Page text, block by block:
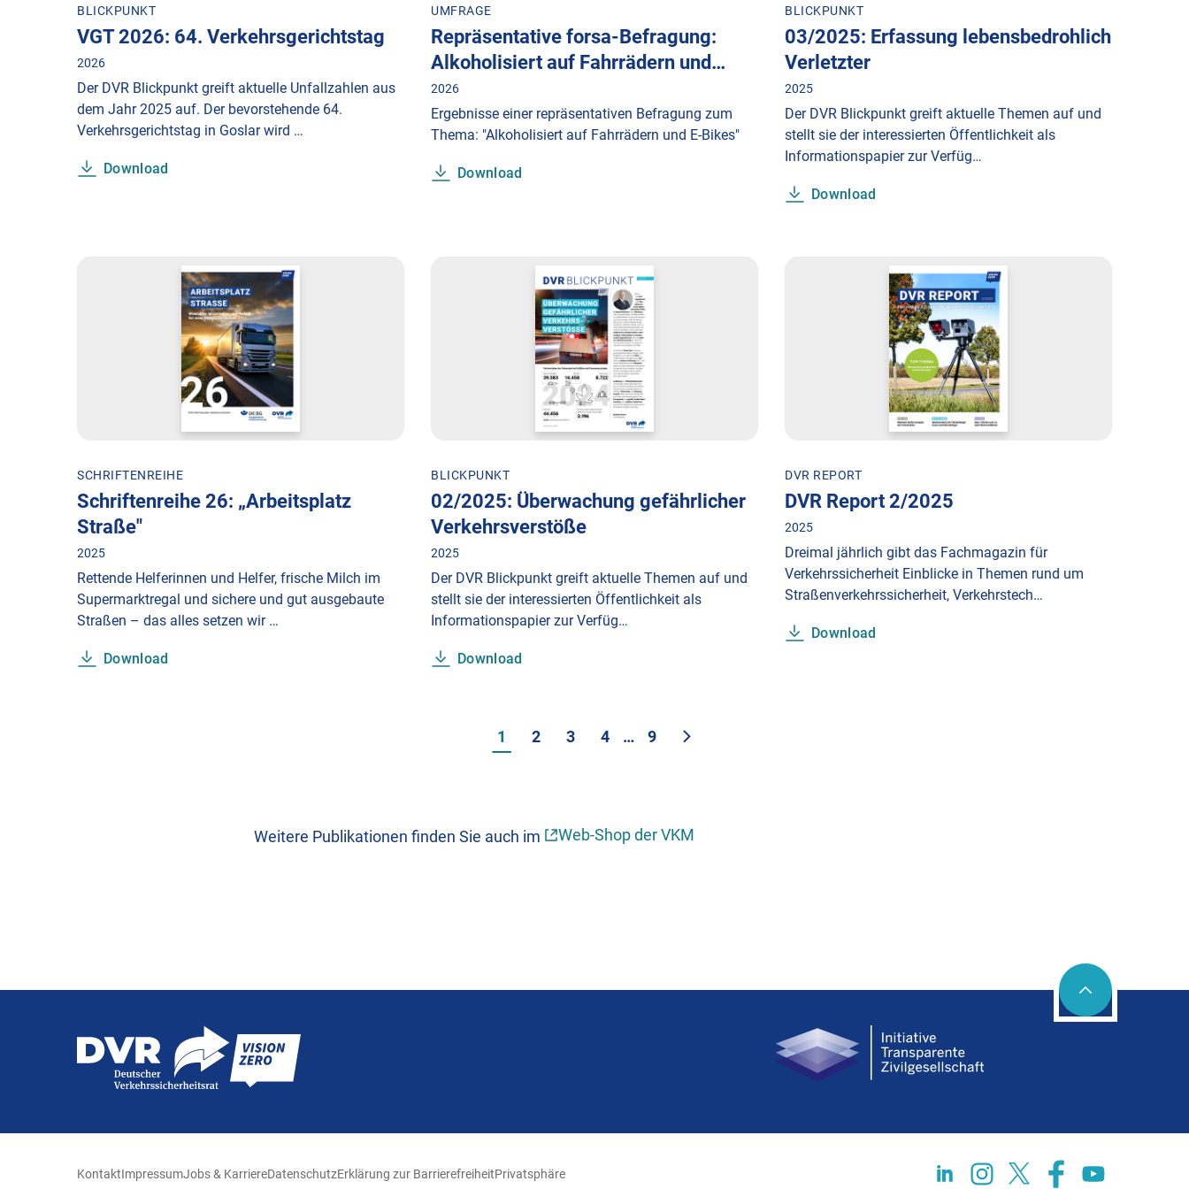
BLICKPUNKT
VGT 2026: 64. Verkehrsgerichtstag
2026
Der DVR Blickpunkt greift aktuelle Unfallzahlen aus
dem Jahr 2025 auf. Der bevorstehende 64.
Verkehrsgerichtstag in Goslar wird …
Download
UMFRAGE
Repräsentative forsa-Befragung:
Alkoholisiert auf Fahrrädern und…
2026
Ergebnisse einer repräsentativen Befragung zum
Thema: "Alkoholisiert auf Fahrrädern und E-Bikes"
Download
BLICKPUNKT
03/2025: Erfassung lebensbedrohlich
Verletzter
2025
Der DVR Blickpunkt greift aktuelle Themen auf und
stellt sie der interessierten Öffentlichkeit als
Informationspapier zur Verfüg…
Download
SCHRIFTENREIHE
Schriftenreihe 26: „Arbeitsplatz
Straße"
2025
Rettende Helferinnen und Helfer, frische Milch im
Supermarktregal und sichere und gut ausgebaute
Straßen – das alles setzen wir …
Download
BLICKPUNKT
02/2025: Überwachung gefährlicher
Verkehrsverstöße
2025
Der DVR Blickpunkt greift aktuelle Themen auf und
stellt sie der interessierten Öffentlichkeit als
Informationspapier zur Verfüg…
Download
DVR REPORT
DVR Report 2/2025
2025
Dreimal jährlich gibt das Fachmagazin für
Verkehrssicherheit Einblicke in Themen rund um
Straßenverkehrssicherheit, Verkehrstech…
Download
1 2 3 4 … 9
Weitere Publikationen finden Sie auch im Web-Shop der VKM
KontaktImpressumJobs & KarriereDatenschutzErklärung zur BarrierefreiheitPrivatsphäre Social networks